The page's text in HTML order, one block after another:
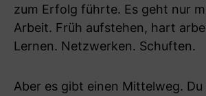
zum Erfolg führte. Es geht nur
Arbeit. Früh aufstehen, hart
Lernen. Netzwerken. Schuften.
Aber es gibt einen Mittelweg. Du